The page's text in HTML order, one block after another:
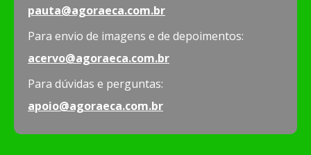
pauta@agoraeca.com.br
Para envio de imagens e de depoimentos:
acervo@agoraeca.com.br
Para dúvidas e perguntas:
apoio@agoraeca.com.br